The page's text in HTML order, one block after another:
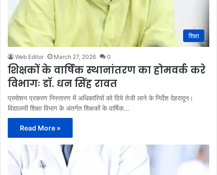
शिक्षा
Web Editor March 27, 2026 0
शिक्षकों के वार्षिक स्थानांतरण का होमवर्क करे
विभागः डाॅ. धन सिंह रावत
प्रमोशन प्रकरण निस्तारण में अधिकारियों को दिये तेजी लाने के निर्देश देहरादून।
विद्यालयी शिक्षा विभाग के अंतर्गत शिक्षकों के वार्षिक…
Read More »